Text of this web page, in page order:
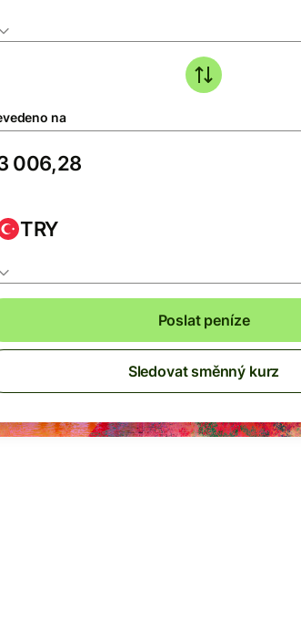
na
TRY
Poslat peníze
Sledovat směnný kurz